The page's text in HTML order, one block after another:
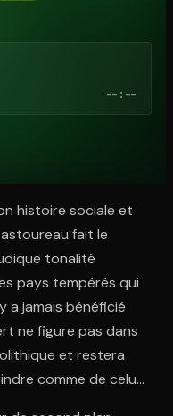
--:--
histoire sociale et
fait le
tonalité
pays tempérés qui
a jamais bénéficié
ne figure pas dans
et restera
comme de celui